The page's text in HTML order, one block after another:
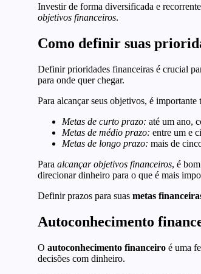
Investir de forma diversificada e
objetivos financeiros.
Como definir suas
Definir prioridades financeiras é crucial
para onde quer chegar.
Para alcançar seus objetivos, é importante
Metas de curto prazo: até um ano,
Metas de médio prazo: entre um e
Metas de longo prazo: mais de
Para alcançar objetivos financeiros, é
direcionar dinheiro para o que é mais
Definir prazos para suas metas
Autoconhecimento
O autoconhecimento financeiro é uma
decisões com dinheiro.